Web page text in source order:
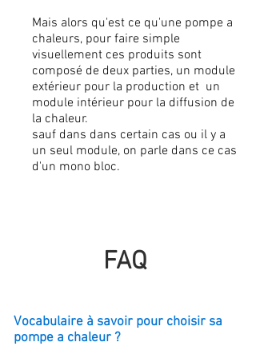
Mais alors qu'est ce qu'une pompe a
chaleurs, pour faire simple
visuellement ces produits sont
composé de deux parties, un module
extérieur pour la production et un
module intérieur pour la diffusion de
la chaleur.
sauf dans dans certain cas ou il y a
un seul module, on parle dans ce cas
d'un mono bloc.
FAQ
Vocabulaire à savoir pour choisir sa
pompe a chaleur ?